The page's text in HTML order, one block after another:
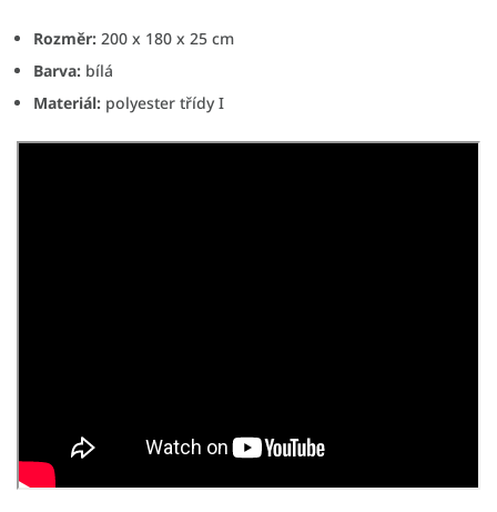
Rozměr: 200 x 180 x 25 cm
Barva: bílá
Materiál: polyester třídy I